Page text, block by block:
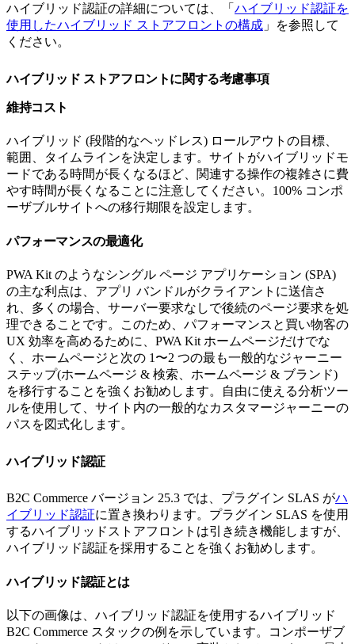
ハイブリッド認証の詳細については、「 ハイブリッド認証を
使用したハイブリッド ストアフロントの構成 」を参照して
ください。
ハイブリッド ストアフロントに関する考慮事項
維持コスト
ハイブリッド (段階的なヘッドレス) ロールアウトの目標、
範囲、タイムラインを決定します。サイトがハイブリッドモ
ードである時間が長くなるほど、関連する操作の複雑さに費
やす時間が長くなることに注意してください。100% コンポ
ーザブルサイトへの移行期限を設定します。
パフォーマンスの最適化
PWA Kit のようなシングル ページ アプリケーション (SPA)
の主な利点は、アプリ バンドルがクライアントに送信さ
れ、多くの場合、サーバー要求なしで後続のページ要求を処
理できることです。このため、パフォーマンスと買い物客の
UX 効率を高めるために、PWA Kit ホームページだけでな
く、ホームページと次の 1〜2 つの最も一般的なジャーニー
ステップ(ホームページ & 検索、ホームページ & ブランド)
を移行することを強くお勧めします。自由に使える分析ツー
ルを使用して、サイト内の一般的なカスタマージャーニーの
パスを図式化します。
ハイブリッド認証
B2C Commerce バージョン 25.3 では、プラグイン SLAS がハ
イブリッド認証に置き換わります。プラグイン SLAS を使用
するハイブリッドストアフロントは引き続き機能しますが、
ハイブリッド認証を採用することを強くお勧めします。
ハイブリッド認証とは
以下の画像は、ハイブリッド認証を使用するハイブリッド
B2C Commerce スタックの例を示しています。コンポーザブ